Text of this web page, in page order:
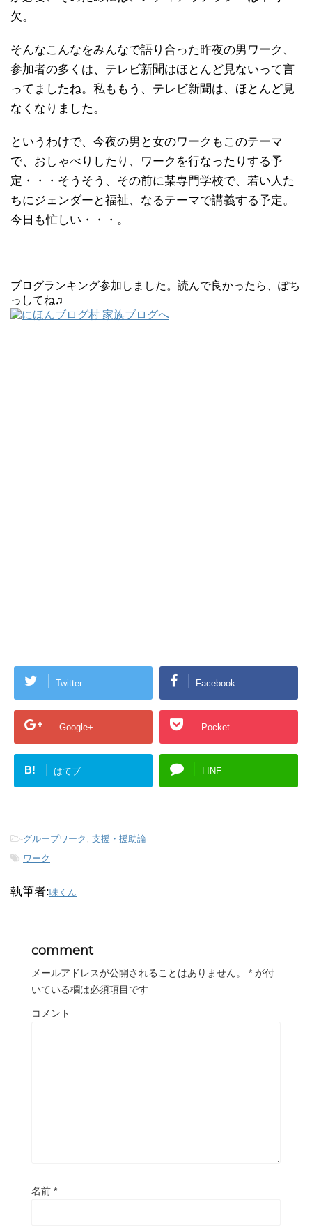
欠。
そんなこんなをみんなで語り合った昨夜の男ワーク、
参加者の多くは、テレビ新聞はほとんど見ないって言
ってましたね。私ももう、テレビ新聞は、ほとんど見
なくなりました。
というわけで、今夜の男と女のワークもこのテーマ
で、おしゃべりしたり、ワークを行なったりする予
定・・・そうそう、その前に某専門学校で、若い人た
ちにジェンダーと福祉、なるテーマで講義する予定。
今日も忙しい・・・。
ブログランキング参加しました。読んで良かったら、ぽち
っしてね♫
Twitter Facebook
Google+ Pocket
B! はてブ LINE
-グループワーク , 支援・援助論
-ワーク
執筆者:味くん
comment
メールアドレスが公開されることはありません。 * が付
いている欄は必須項目です
コメント
名前 *